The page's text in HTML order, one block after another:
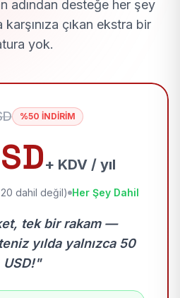
adından desteğe her şey
çıkan ekstra bir
yok.
%50 İNDİRİM
+ KDV / yıl
dahil değil) Her Şey Dahil
tek bir rakam —
yılda yalnızca 50
USD!"